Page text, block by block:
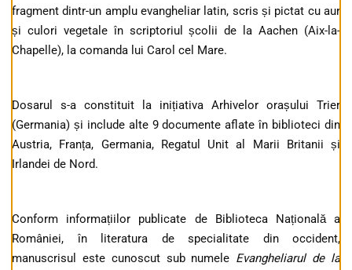
fragment dintr-un amplu evangheliar latin, scris și pictat cu aur
și culori vegetale în scriptoriul școlii de la Aachen (Aix-la-
Chapelle), la comanda lui Carol cel Mare.
Dosarul s-a constituit la inițiativa Arhivelor orașului Trier
(Germania) și include alte 9 documente aflate în biblioteci din
Austria, Franța, Germania, Regatul Unit al Marii Britanii și
Irlandei de Nord.
Conform informațiilor publicate de Biblioteca Națională a
României, în literatura de specialitate din occident,
manuscrisul este cunoscut sub numele Evangheliarul de la